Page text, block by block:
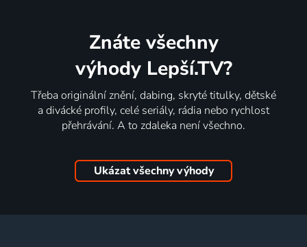
Znáte všechny
výhody Lepší.TV?
Třeba originální znění, dabing, skryté titulky, dětské
a divácké profily, celé seriály, rádia nebo rychlost
přehrávání. A to zdaleka není všechno.
Ukázat všechny výhody